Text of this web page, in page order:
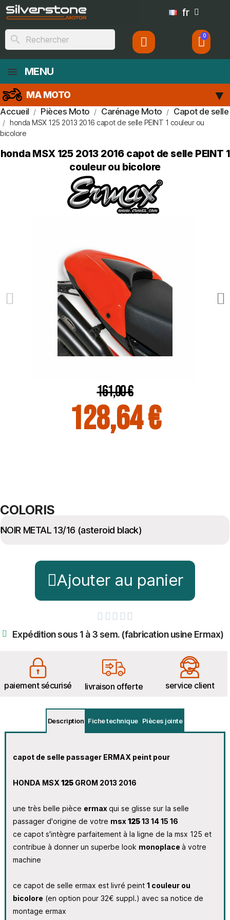
fr
search
MENU
MA MOTO
Accueil Pièces Moto Carénage Moto Capot de selle
honda MSX 125 2013 2016 capot de selle PEINT 1 couleur ou
bicolore
honda MSX 125 2013 2016 capot de selle PEINT 1
couleur ou bicolore
161,00 €
128,64 €
COLORIS
Ajouter au panier
    
Expédition sous 1 à 3 sem. (fabrication usine Ermax)
paiement sécurisé livraison offerte service client
Description Fiche technique Pièces jointe
capot de selle passager ERMAX peint pour
HONDA MSX 125 GROM 2013 2016
une très belle pièce ermax qui se glisse sur la selle
passager d'origine de votre msx 12513 14 15 16
ce capot s'intègre parfaitement à la ligne de la msx 125 et
contribue à donner un superbe look monoplace à votre
machine
ce capot de selle ermax est livré peint 1 couleur ou
bicolore (en option pour 32€ suppl.) avec sa notice de
montage ermax